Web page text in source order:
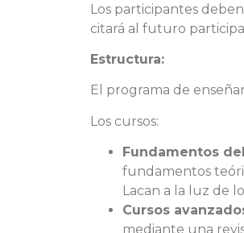
Los participantes
citará al futuro
Estructura:
El programa de
Los cursos:
Fundamentos
fundamentos
Lacan a la luz de
Cursos
mediante una